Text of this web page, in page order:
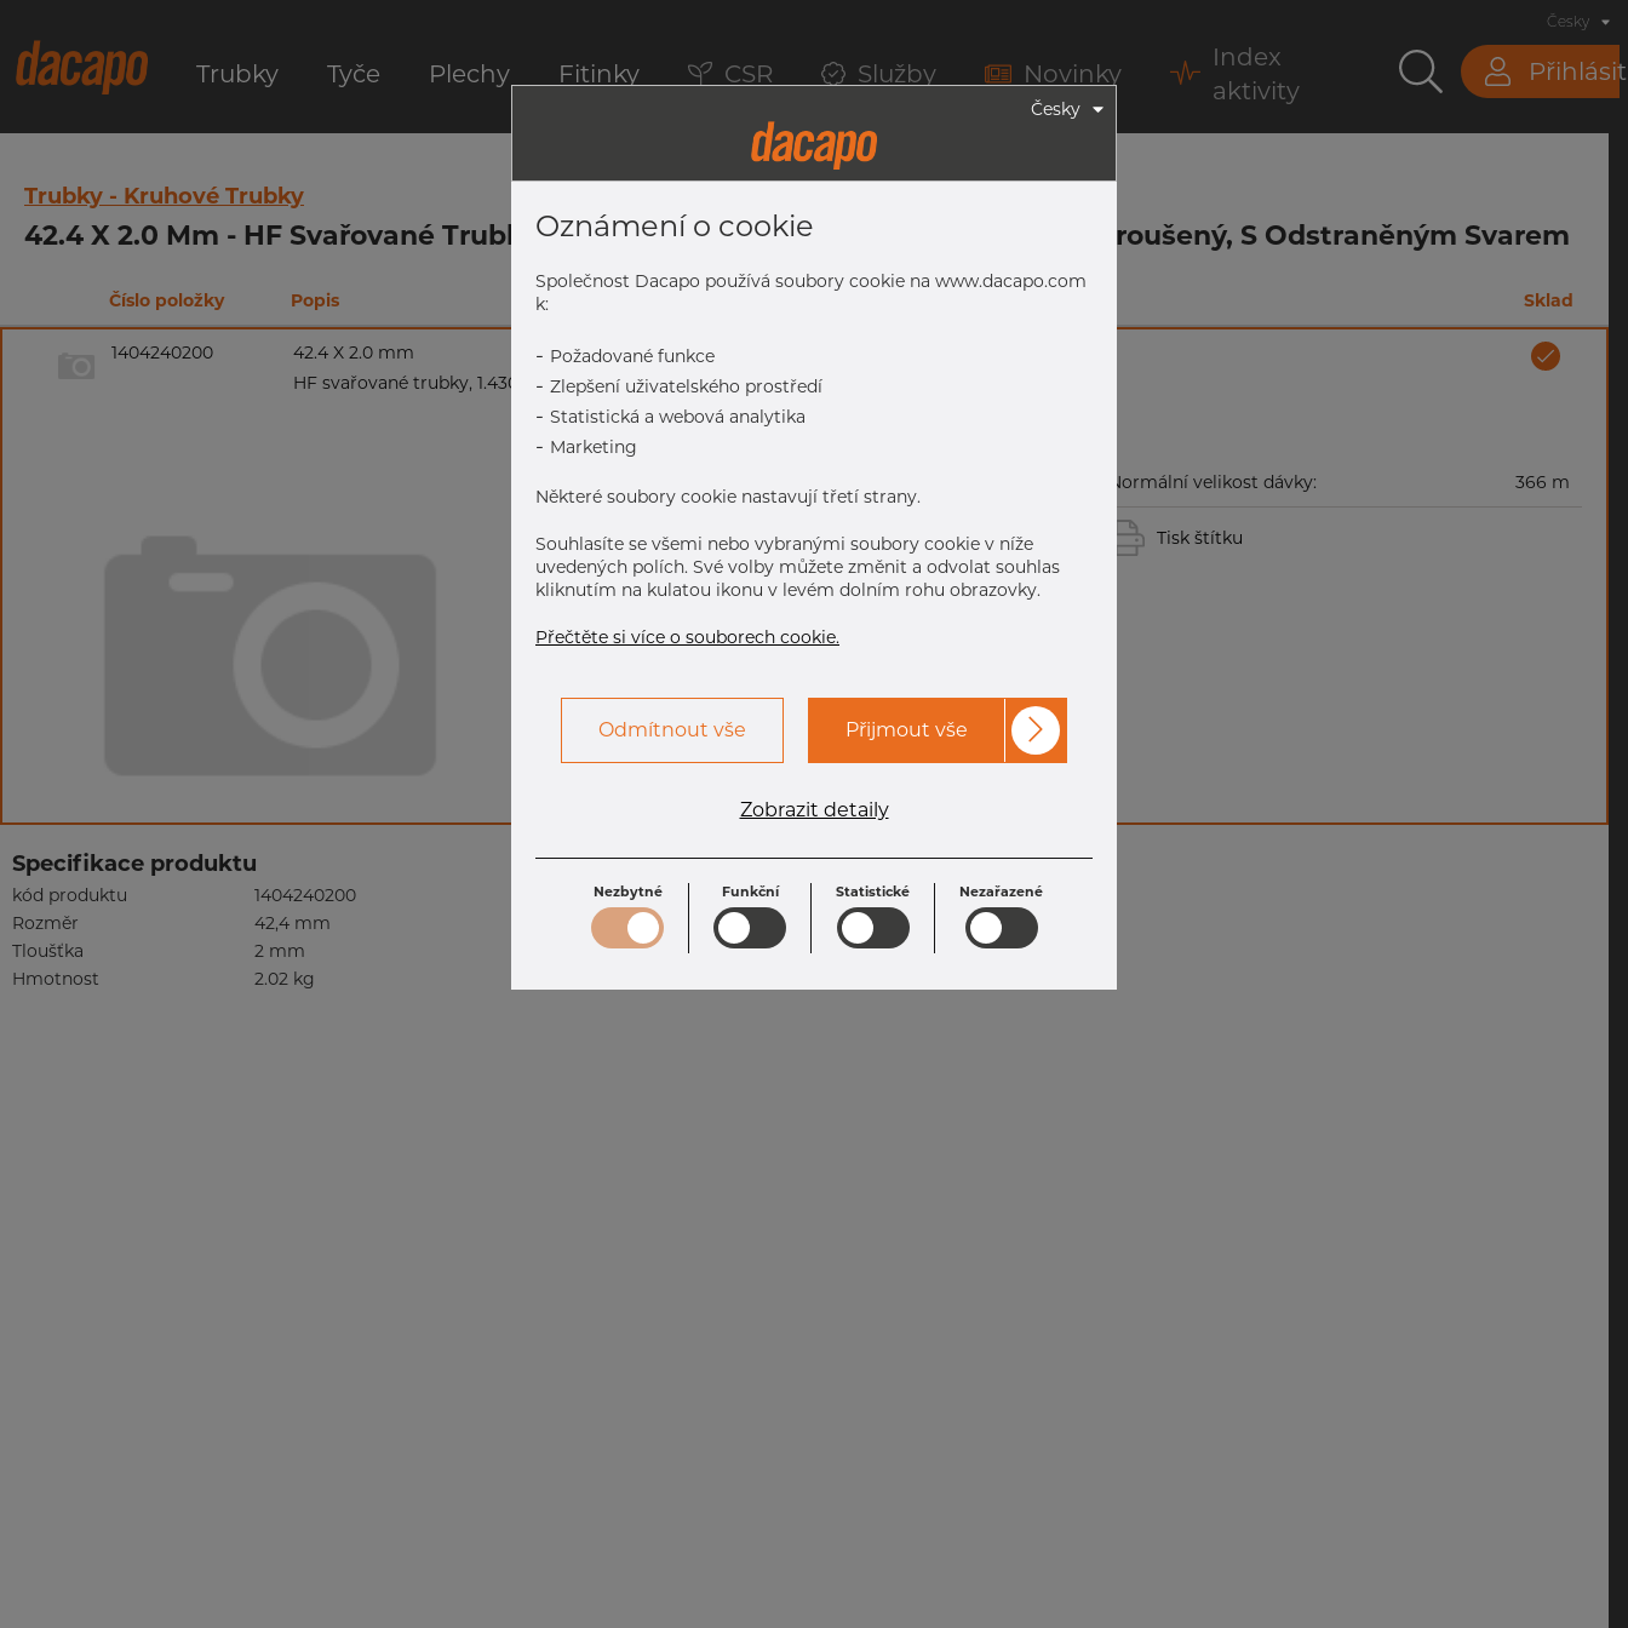
Trubky Tyče Plechy Fitinky CSR Služby Novinky
Index
aktivity
Přihlásit
Česky
Trubky - Kruhové Trubky
42.4 X 2.0 Mm - HF Svařované Trubky, 1.4301/1.4307, EN 10296-2, Nežíhaná, Nebroušený, S Odstraněným Svarem
Číslo položky Popis Sklad
1404240200
42.4 X 2.0 mm
HF svařované trubky, 1.4301/1.4307, EN 10296-2, nežíhaná, nebroušený, s odstraněným svarem
Normální velikost dávky: 366 m
Tisk štítku
Specifikace produktu
kód produktu
1404240200
Rozměr
42,4 mm
Tloušťka
2 mm
Hmotnost
2.02 kg
Česky
Oznámení o cookie
Společnost Dacapo používá soubory cookie na www.dacapo.com
k:
- Požadované funkce
- Zlepšení uživatelského prostředí
- Statistická a webová analytika
- Marketing
Některé soubory cookie nastavují třetí strany.
Souhlasíte se všemi nebo vybranými soubory cookie v níže
uvedených polích. Své volby můžete změnit a odvolat souhlas
kliknutím na kulatou ikonu v levém dolním rohu obrazovky.
Přečtěte si více o souborech cookie.
Odmítnout vše Přijmout vše
Zobrazit detaily
Nezbytné Funkční Statistické Nezařazené